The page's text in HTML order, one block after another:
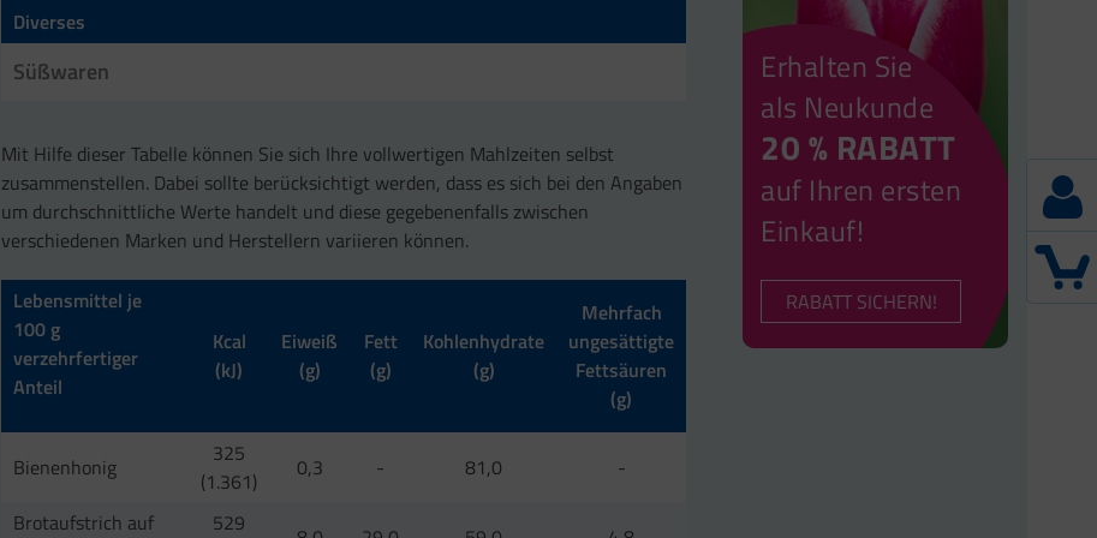
Diverses
Süßwaren
Mit Hilfe dieser Tabelle können Sie sich Ihre vollwertigen Mahlzeiten selbst
zusammenstellen. Dabei sollte berücksichtigt werden, dass es sich bei den Angaben
um durchschnittliche Werte handelt und diese gegebenenfalls zwischen
verschiedenen Marken und Herstellern variieren können.
Lebensmittel je
100 g
verzehrfertiger
Anteil
Kcal
(kJ)
Eiweiß
(g)
Fett
(g)
Kohlenhydrate
(g)
Mehrfach
ungesättigte
Fettsäuren
(g)
Bienenhonig
325
(1.361)
0,3 - 81,0
-
Brotaufstrich auf
529
Erhalten Sie
als Neukunde
20 % RABATT
auf Ihren ersten
Einkauf!
RABATT SICHERN!